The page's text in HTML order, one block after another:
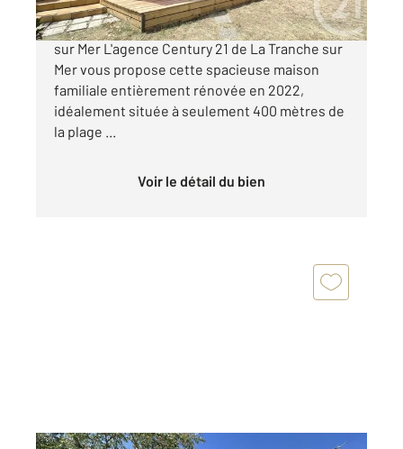
Maison familiale à 400 m de la plage La Tranche
sur Mer L'agence Century 21 de La Tranche sur
Mer vous propose cette spacieuse maison
familiale entièrement rénovée en 2022,
idéalement située à seulement 400 mètres de
la plage ...
Voir le détail du bien